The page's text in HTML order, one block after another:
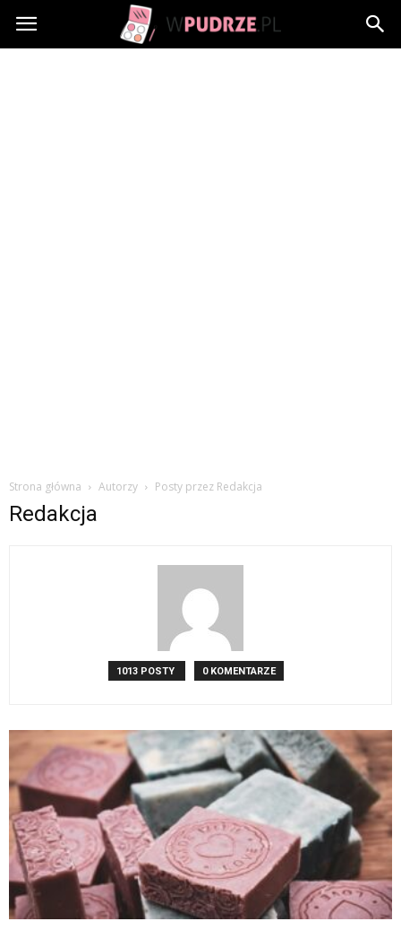
wPudrze.pl
Strona główna Autorzy Posty przez Redakcja
Redakcja
1013 POSTY 0 KOMENTARZE